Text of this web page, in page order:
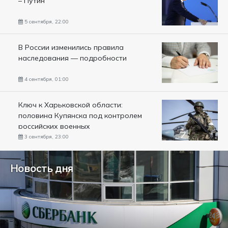
5 сентября, 22:00
В России изменились правила
наследования — подробности
4 сентября, 01:00
Ключ к Харьковской области:
половина Купянска под контролем
российских военных
3 сентября, 23:00
Новость дня